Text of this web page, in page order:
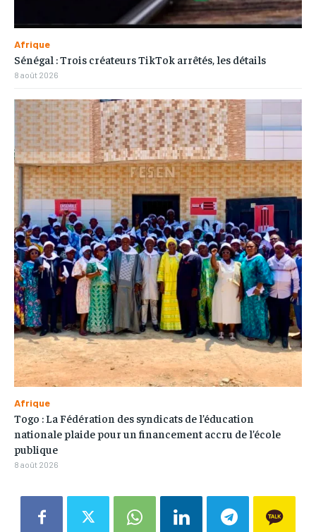
Afrique
Sénégal : Trois créateurs TikTok arrêtés, les détails
8 août 2026
Afrique
Togo : La Fédération des syndicats de l’éducation
nationale plaide pour un financement accru de l’école
publique
8 août 2026